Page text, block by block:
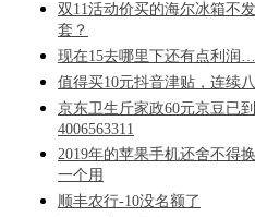
双11活动价买的海尔冰箱不
套？
现在15去哪里下还有点利
值得买10元抖音津贴，连续
京东卫生斤家政60元京豆已
4006563311
2019年的苹果手机还舍不得
一个用
顺丰农行-10没名额了